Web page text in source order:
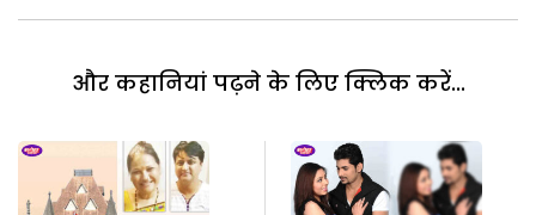
और कहानियां पढ़ने के लिए क्लिक करें...